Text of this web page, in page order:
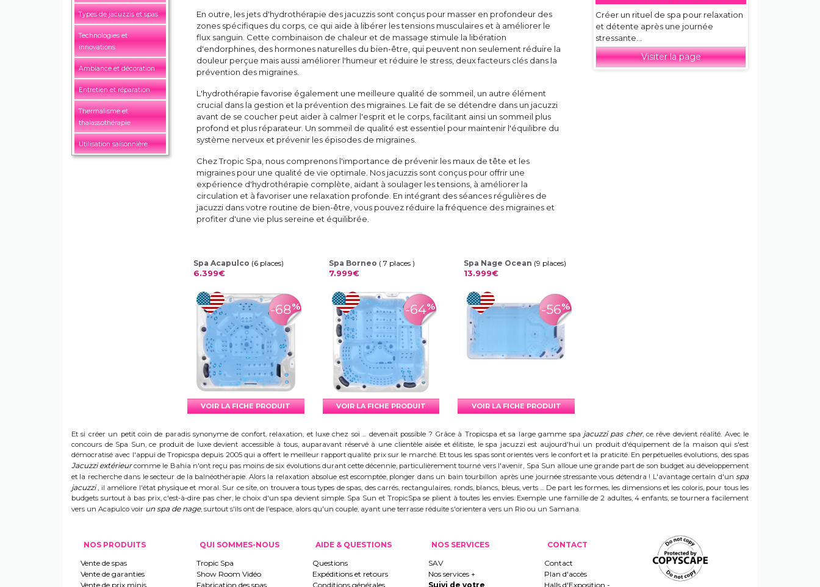
Types de jacuzzis et spas
Technologies et
innovations
Ambiance et décoration
Entretien et réparation
Thermalisme et
thalassothérapie
Utilisation saisonnière
En outre, les jets d'hydrothérapie des jacuzzis sont conçus pour masser en profondeur des
zones spécifiques du corps, ce qui aide à libérer les tensions musculaires et à améliorer le
flux sanguin. Cette combinaison de chaleur et de massage stimule la libération
d'endorphines, des hormones naturelles du bien-être, qui peuvent non seulement réduire la
douleur perçue mais aussi améliorer l'humeur et réduire le stress, deux facteurs clés dans la
prévention des migraines.
L'hydrothérapie favorise également une meilleure qualité de sommeil, un autre élément
crucial dans la gestion et la prévention des migraines. Le fait de se détendre dans un jacuzzi
avant de se coucher peut aider à calmer l'esprit et le corps, facilitant ainsi un sommeil plus
profond et plus réparateur. Un sommeil de qualité est essentiel pour maintenir l'équilibre du
système nerveux et prévenir les épisodes de migraines.
Chez Tropic Spa, nous comprenons l'importance de prévenir les maux de tête et les
migraines pour une qualité de vie optimale. Nos jacuzzis sont conçus pour offrir une
expérience d'hydrothérapie complète, aidant à soulager les tensions, à améliorer la
circulation et à favoriser une relaxation profonde. En intégrant des séances régulières de
jacuzzi dans votre routine de bien-être, vous pouvez réduire la fréquence des migraines et
profiter d'une vie plus sereine et équilibrée.
Spa Acapulco (6 places)
6.399€
-68%
VOIR LA FICHE PRODUIT
Spa Borneo ( 7 places )
7.999€
-64%
VOIR LA FICHE PRODUIT
Spa Nage Ocean (9 places)
13.999€
-56%
VOIR LA FICHE PRODUIT
Créer un rituel de spa pour relaxation
et détente après une journée
stressante...
Visiter la page
Et si créer un petit coin de paradis synonyme de confort, relaxation, et luxe chez soi ... devenait possible ? Grâce à Tropicspa et sa large gamme spa jacuzzi pas cher, ce rêve devient réalité. Avec le
concours de Spa Sun, ce produit de luxe devient accessible à tous, auparavant réservé à une clientèle aisée et élitiste, le spa jacuzzi est aujourd'hui un produit d'équipement de la maison qui s'est
démocratisé avec l'appui de Tropicspa depuis 2005 qui a offert le meilleur rapport qualité prix sur le marché. Et tous les spas sont orientés vers le confort et la praticité. En perpétuelles évolutions, des spas
Jacuzzi extérieurcomme le Bahia n'ont reçu pas moins de six évolutions durant cette décennie, particulièrement tourné vers l'avenir, Spa Sun alloue une grande part de son budget au développement
et la recherche dans le secteur de la balnéothérapie. Alors la relaxation absolue est escomptée, plonger dans un bain tourbillon après une journée stressante vous détendra ! L'avantage certain d'un spa
jacuzzi, il améliore l'état physique et moral. Sur ce site, on trouvera tous types de spas, des carrés, rectangulaires, ronds, blancs, bleus, verts ... De part les formes, les dimensions et les coloris, pour tous les
budgets surtout à bas prix, c'est-à-dire pas cher, le choix d'un spa devient simple. Spa Sun et TropicSpa se plient à toutes les envies. Exemple une famille de 2 adultes, 4 enfants, se tournera facilement
vers un Acapulco voir un spa de nage, surtout s'ils ont de l'espace, alors qu'un couple, ayant une terrasse réduite s'orientera vers un Rio ou un Samana.
NOS PRODUITS
Vente de spas
Vente de garanties
Vente de prix minis
QUI SOMMES-NOUS
Tropic Spa
Show Room Vidéo
Fabrication des spas
AIDE & QUESTIONS
Questions
Expéditions et retours
Conditions générales
NOS SERVICES
SAV
Nos services +
Suivi de votre
CONTACT
Contact
Plan d'accès
Halls d'Exposition -